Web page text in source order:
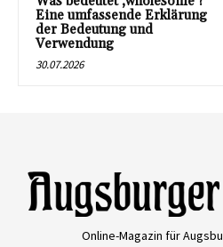
Eine umfassende Erklärung
der Bedeutung und
Verwendung
30.07.2026
Online-Magazin für